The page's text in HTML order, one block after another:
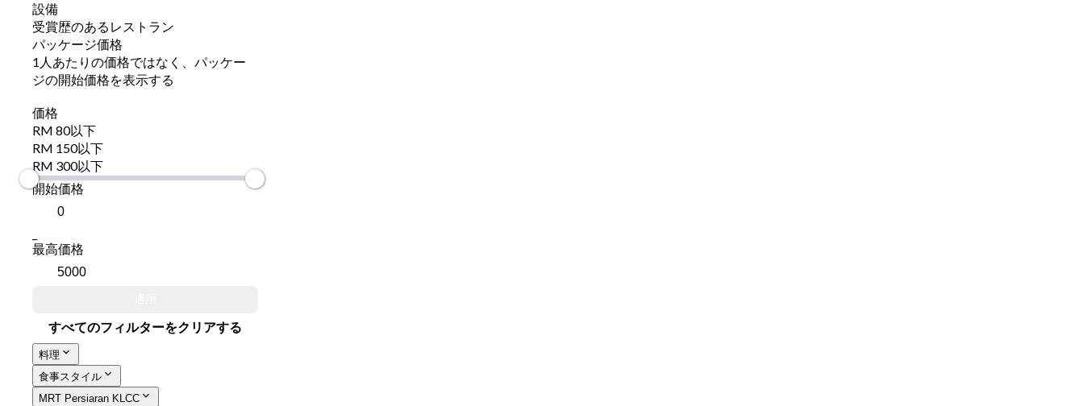
設備
受賞歴のあるレストラン
パッケージ価格
1人あたりの価格ではなく、パッケー
ジの開始価格を表示する
価格
RM 80以下
RM 150以下
RM 300以下
開始価格
最高価格
すべてのフィルターをクリアする
料理
食事スタイル
MRT Persiaran KLCC